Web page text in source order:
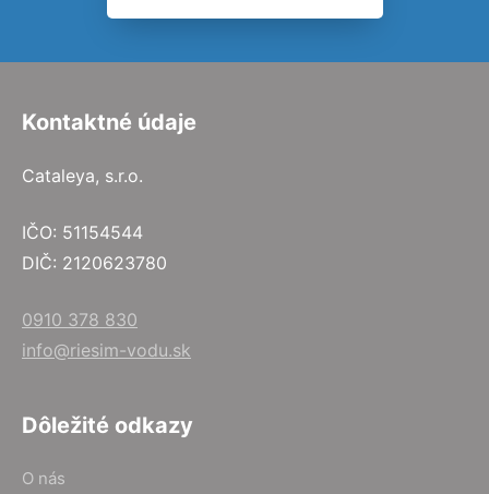
Kontaktné údaje
Cataleya, s.r.o.
IČO: 51154544
DIČ: 2120623780
0910 378 830
info@riesim-vodu.sk
Dôležité odkazy
O nás